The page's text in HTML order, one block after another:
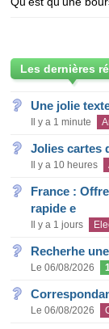
Les dernières
Une jolie
Il y a 1 minute
Jolies cartes
Il y a 10 heures
France :
rapide e
Il y a 1 jours
Recherhe
Le 06/08/2026
Le 06/08/2026